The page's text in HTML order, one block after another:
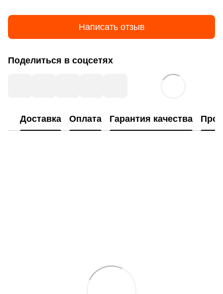
Написать отзыв
Поделиться в соцсетях
Доставка Оплата Гарантия качества